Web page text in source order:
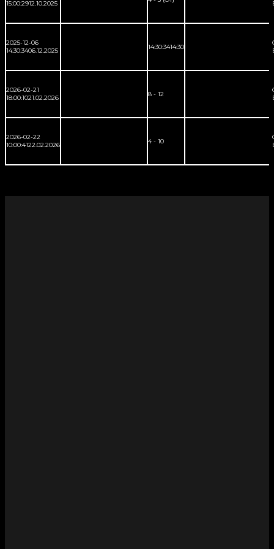
15:00:2912.10.2025
2025-12-06
14:30:3406.12.2025 14:30:3414:30
2026-02-21
18:00:1021.02.2026 8 - 12
2026-02-22
10:00:4122.02.2026 4 - 10